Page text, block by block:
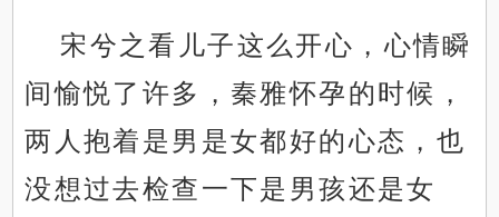
宋兮之看儿子这么开心，心情瞬
间愉悦了许多，秦雅怀孕的时候，
两人抱着是男是女都好的心态，也
没想过去检查一下是男孩还是女